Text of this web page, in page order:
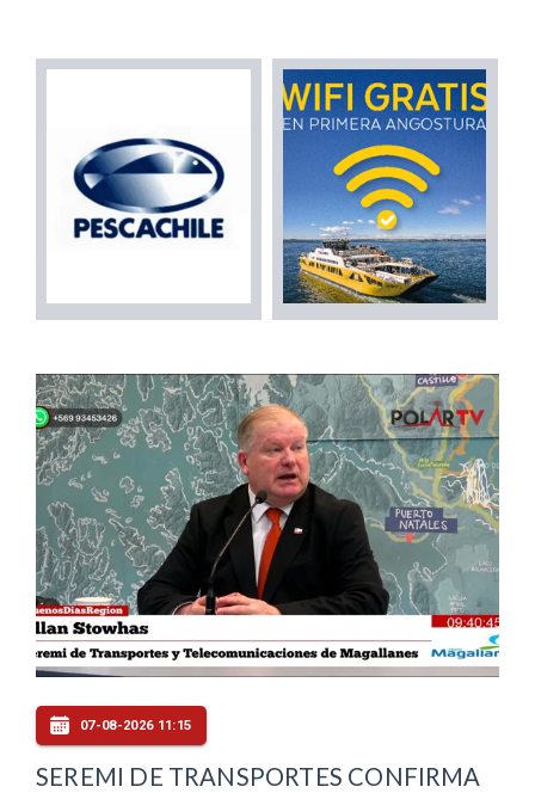
07-08-2026 11:15
SEREMI DE TRANSPORTES CONFIRMA